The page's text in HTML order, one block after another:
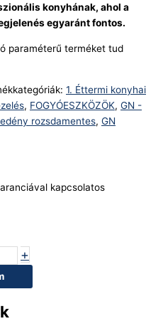
konyhának, ahol a
egyaránt fontos.
paraméterű terméket tud
1. Éttermi konyhai
, FOGYÓESZKÖZÖK, GN -
rozsdamentes, GN
kapcsolatos
+